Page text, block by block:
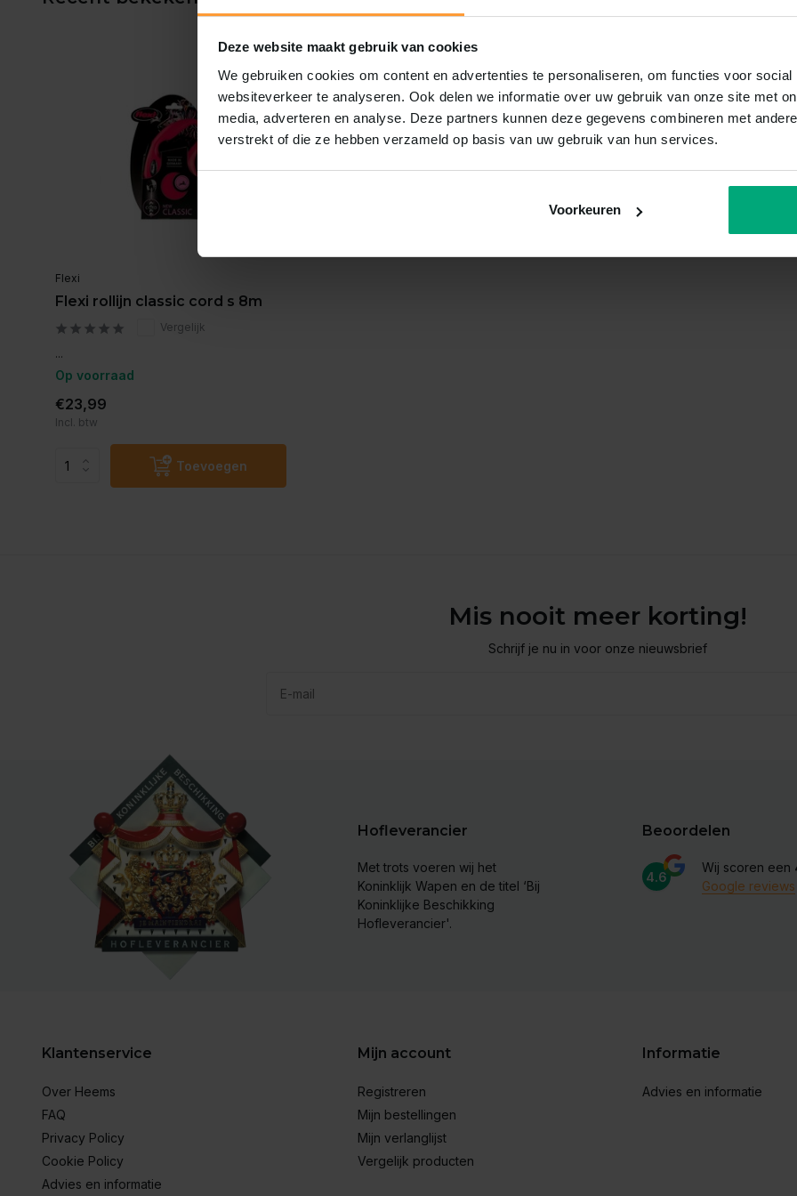
Deze website maakt gebruik van cookies
We gebruiken cookies om content en advertenties te personaliseren, om functies voor
websiteverkeer te analyseren. Ook delen we informatie over uw gebruik van onze site met
media, adverteren en analyse. Deze partners kunnen deze gegevens combineren met
verstrekt of die ze hebben verzameld op basis van uw gebruik van hun services.
Voorkeuren
Flexi
Flexi rollijn classic cord s 8m
Vergelijk
...
Op voorraad
€23,99
Incl. btw
Toevoegen
Mis nooit meer korting!
Schrijf je nu in voor onze nieuwsbrief
Hofleverancier
Met trots voeren wij het
Koninklijk Wapen en de titel ‘Bij
Koninklijke Beschikking
Hofleverancier'.
Beoordelen
4.6
Wij scoren een
Google reviews
Klantenservice
Over Heems
FAQ
Privacy Policy
Cookie Policy
Advies en informatie
Mijn account
Registreren
Mijn bestellingen
Mijn verlanglijst
Vergelijk producten
Informatie
Advies en informatie